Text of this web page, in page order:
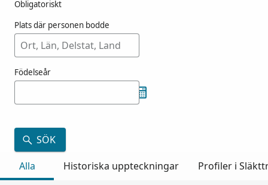
Obligatoriskt
Plats där personen bodde
Födelseår
SÖK
Alla
Historiska uppteckningar Profiler i